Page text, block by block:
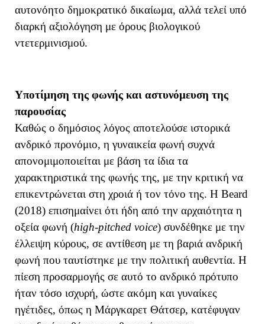
αυτονόητο δημοκρατικό δικαίωμα, αλλά τελεί υπό
διαρκή αξιολόγηση με όρους βιολογικού
ντετερμινισμού.
Υποτίμηση της φωνής και αστυνόμευση της
παρουσίας
Καθώς ο δημόσιος λόγος αποτελούσε ιστορικά
ανδρικό προνόμιο, η γυναικεία φωνή συχνά
απονομιμοποιείται με βάση τα ίδια τα
χαρακτηριστικά της φωνής της, με την κριτική να
επικεντρώνεται στη χροιά ή τον τόνο της. Η Beard
(2018) επισημαίνει ότι ήδη από την αρχαιότητα η
οξεία φωνή (high-pitched voice) συνδέθηκε με την
έλλειψη κύρους, σε αντίθεση με τη βαριά ανδρική
φωνή που ταυτίστηκε με την πολιτική αυθεντία. Η
πίεση προσαρμογής σε αυτό το ανδρικό πρότυπο
ήταν τόσο ισχυρή, ώστε ακόμη και γυναίκες
ηγέτιδες, όπως η Μάργκαρετ Θάτσερ, κατέφυγαν